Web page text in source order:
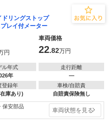
リングストップ
レイ付メーター
車両価格
円 22.82万円
ル年式
年
走行距離
―
登録年
庫あり)
車検/自賠責
自賠責保険無し
保安部品
車両状態を見る